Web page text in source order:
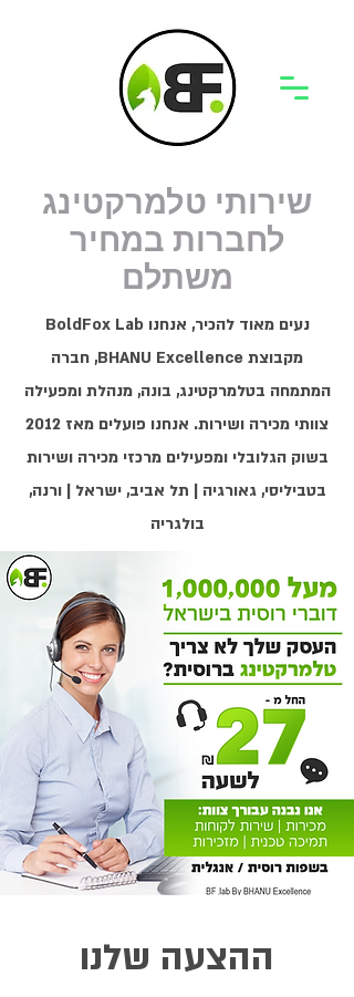
שירותי טלמרקטינג
לחברות במחיר
משתלם
נעים מאוד להכיר, אנחנו BoldFox Lab
מקבוצת BHANU Excellence, חברה
המתמחה בטלמרקטינג, בונה, מנהלת ומפעילה
צוותי מכירה ושירות. אנחנו פועלים מאז 2012
בשוק הגלובלי ומפעילים מרכזי מכירה ושירות
בטביליסי, גאורגיה | תל אביב, ישראל | ורנה,
בולגריה
ההצעה שלנו